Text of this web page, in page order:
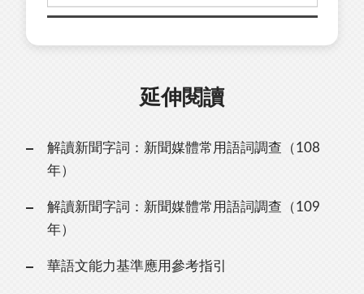
延伸閱讀
解讀新聞字詞：新聞媒體常用語詞調查（108
年）
解讀新聞字詞：新聞媒體常用語詞調查（109
年）
華語文能力基準應用參考指引